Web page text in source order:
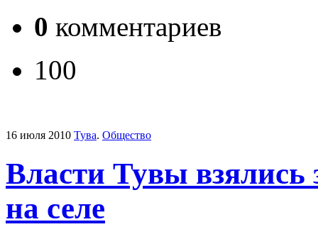
0 комментариев
100
16 июля 2010 Тува. Общество
Власти Тувы взялись
на селе